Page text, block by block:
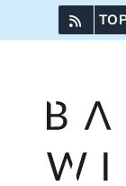
do